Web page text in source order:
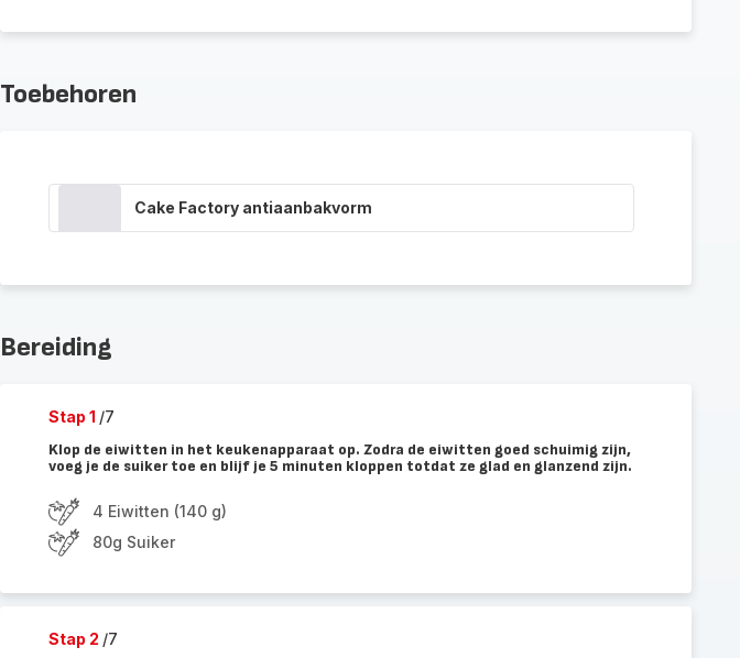
Toebehoren
Cake Factory antiaanbakvorm
Bereiding
Stap 1 /7
Klop de eiwitten in het keukenapparaat op. Zodra de eiwitten goed schuimig zijn,
voeg je de suiker toe en blijf je 5 minuten kloppen totdat ze glad en glanzend zijn.
4 Eiwitten (140 g)
80g Suiker
Stap 2 /7